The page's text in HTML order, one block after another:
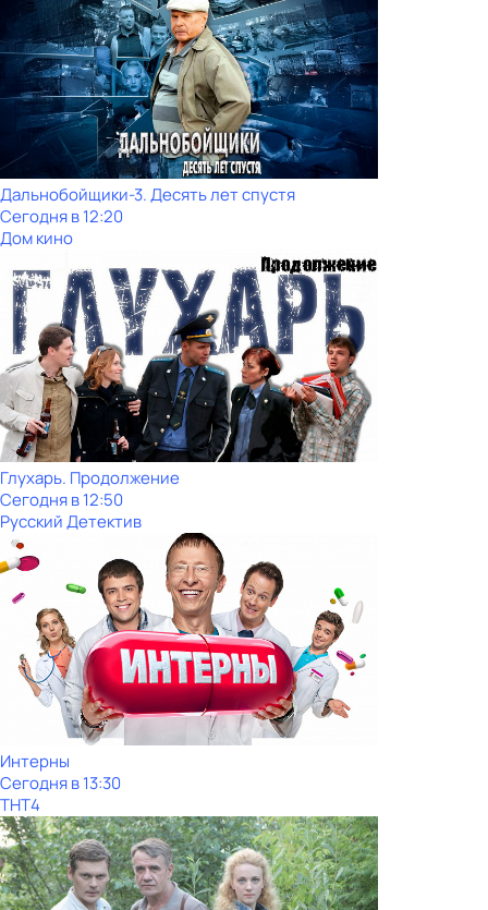
Дальнобойщики-3. Десять лет спустя
Сегодня в 12:20
Дом кино
Глухарь. Продолжение
Сегодня в 12:50
Русский Детектив
Интерны
Сегодня в 13:30
ТНТ4